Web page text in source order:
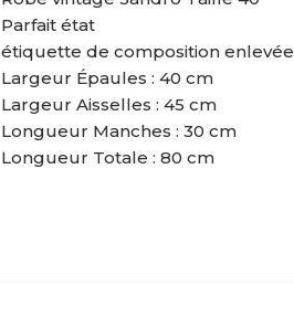
Parfait état
étiquette de composition enlevée
Largeur Épaules : 40 cm
Largeur Aisselles : 45 cm
Longueur Manches : 30 cm
Longueur Totale : 80 cm